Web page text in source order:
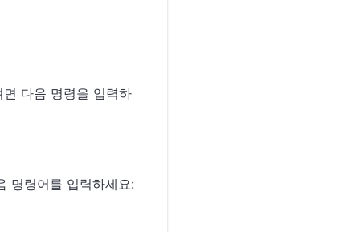
다음 명령을 입력하
명령어를 입력하세요: